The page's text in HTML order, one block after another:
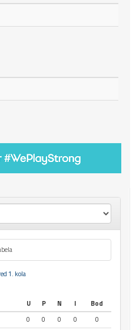
1. kola
U P N I
Bod
0 0 0 0
0